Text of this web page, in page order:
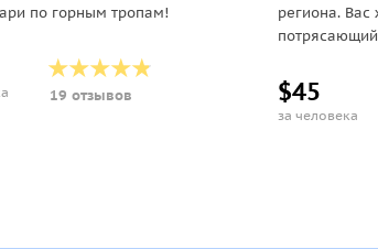
по горным тропам!
19 отзывов
региона.
$45
за человека